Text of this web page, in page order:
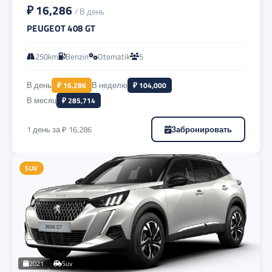
₽ 16,286 / В день
PEUGEOT 408 GT
250km Benzin Otomatik 5
В день ₽ 16,286 В неделю ₽ 104,000
В месяц ₽ 285,714
1 день за ₽ 16,286 Забронировать
SUV
2021 Suv